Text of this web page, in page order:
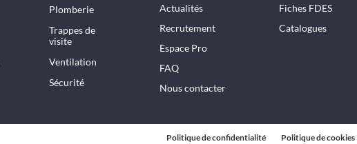
Plomberie
Trappes de
visite
Ventilation
Sécurité
Actualités
Recrutement
Espace Pro
FAQ
Nous contacter
Fiches FDES
Catalogues
Politique de confidentialité Politique de cookies